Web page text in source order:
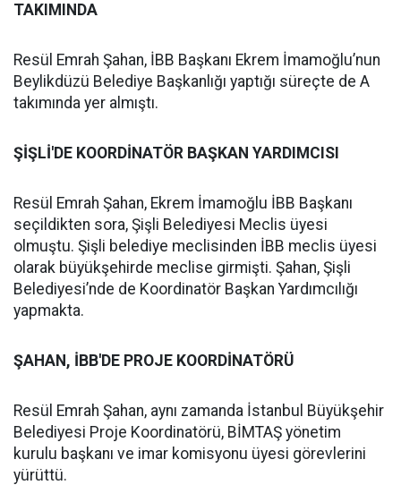
TAKIMINDA
Resül Emrah Şahan, İBB Başkanı Ekrem İmamoğlu’nun
Beylikdüzü Belediye Başkanlığı yaptığı süreçte de A
takımında yer almıştı.
ŞİŞLİ'DE KOORDİNATÖR BAŞKAN YARDIMCISI
Resül Emrah Şahan, Ekrem İmamoğlu İBB Başkanı
seçildikten sora, Şişli Belediyesi Meclis üyesi
olmuştu. Şişli belediye meclisinden İBB meclis üyesi
olarak büyükşehirde meclise girmişti. Şahan, Şişli
Belediyesi’nde de Koordinatör Başkan Yardımcılığı
yapmakta.
ŞAHAN, İBB'DE PROJE KOORDİNATÖRÜ
Resül Emrah Şahan, aynı zamanda İstanbul Büyükşehir
Belediyesi Proje Koordinatörü, BİMTAŞ yönetim
kurulu başkanı ve imar komisyonu üyesi görevlerini
yürüttü.